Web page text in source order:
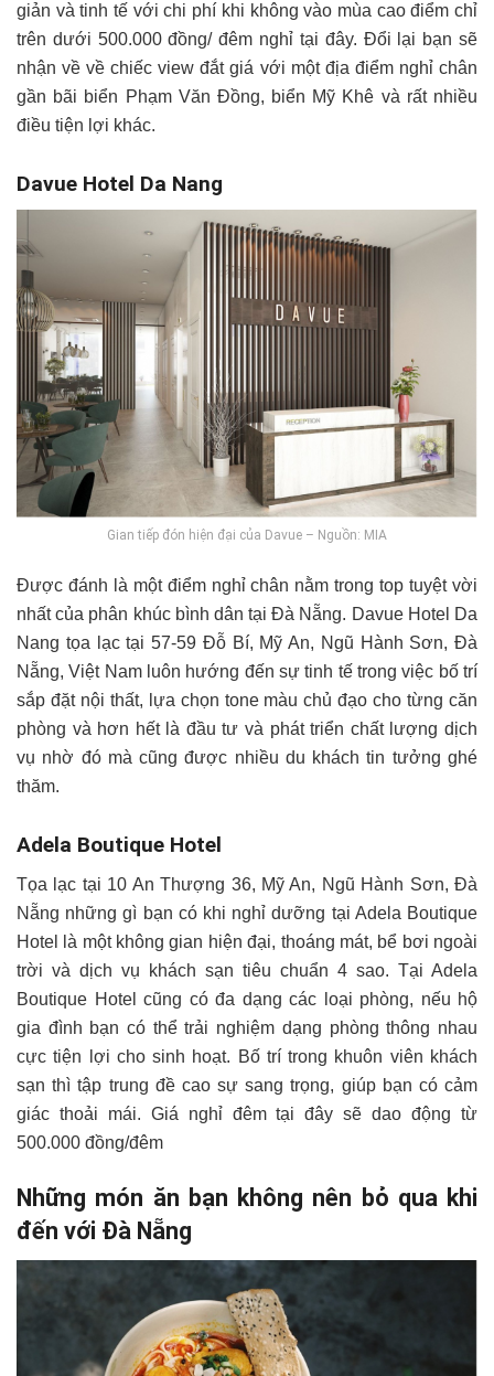
giản và tinh tế với chi phí khi không vào mùa cao điểm chỉ
trên dưới 500.000 đồng/ đêm nghỉ tại đây. Đổi lại bạn sẽ
nhận về về chiếc view đắt giá với một địa điểm nghỉ chân
gần bãi biển Phạm Văn Đồng, biển Mỹ Khê và rất nhiều
điều tiện lợi khác.
Davue Hotel Da Nang
Gian tiếp đón hiện đại của Davue – Nguồn: MIA
Được đánh là một điểm nghỉ chân nằm trong top tuyệt vời
nhất của phân khúc bình dân tại Đà Nẵng. Davue Hotel Da
Nang tọa lạc tại 57-59 Đỗ Bí, Mỹ An, Ngũ Hành Sơn, Đà
Nẵng, Việt Nam luôn hướng đến sự tinh tế trong việc bố trí
sắp đặt nội thất, lựa chọn tone màu chủ đạo cho từng căn
phòng và hơn hết là đầu tư và phát triển chất lượng dịch
vụ nhờ đó mà cũng được nhiều du khách tin tưởng ghé
thăm.
Adela Boutique Hotel
Tọa lạc tại 10 An Thượng 36, Mỹ An, Ngũ Hành Sơn, Đà
Nẵng những gì bạn có khi nghỉ dưỡng tại Adela Boutique
Hotel là một không gian hiện đại, thoáng mát, bể bơi ngoài
trời và dịch vụ khách sạn tiêu chuẩn 4 sao. Tại Adela
Boutique Hotel cũng có đa dạng các loại phòng, nếu hộ
gia đình bạn có thể trải nghiệm dạng phòng thông nhau
cực tiện lợi cho sinh hoạt. Bố trí trong khuôn viên khách
sạn thì tập trung đề cao sự sang trọng, giúp bạn có cảm
giác thoải mái. Giá nghỉ đêm tại đây sẽ dao động từ
500.000 đồng/đêm
Những món ăn bạn không nên bỏ qua khi
đến với Đà Nẵng